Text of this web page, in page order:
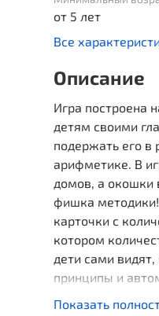
от 5 лет
Все
Описание
Игра построена
детям своими
подержать его в
арифметике. В
домов, а окошки
фишка методики!
карточки с
котором
дети сами
принципы и
Показать